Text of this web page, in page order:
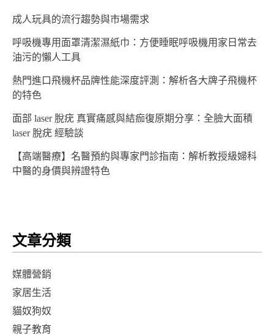
成人玩具的流行趨勢與市場需求
呼吸機專用面罩清潔濕紙巾：方便睡眠呼吸機用家日常去
油污的懶人工具
熱門進口飛機杯品牌性能深度評測：解析各大牌子飛機杯
的特色
面部 laser 脫疣 真實痛感與結痂復原期分享：全臉大面積
laser 脫疣 經驗談
【高端醫療】名醫預約與專家門診指南：解析教授級婦科
中醫的身價與辨證特色
文章分類
媒體營銷
家居生活
貓奴狗奴
親子教育